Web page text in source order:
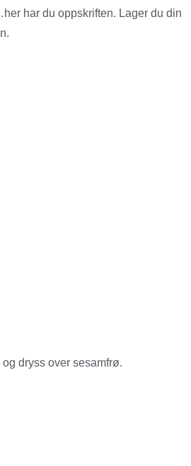
har du oppskriften. Lager du din
dryss over sesamfrø.